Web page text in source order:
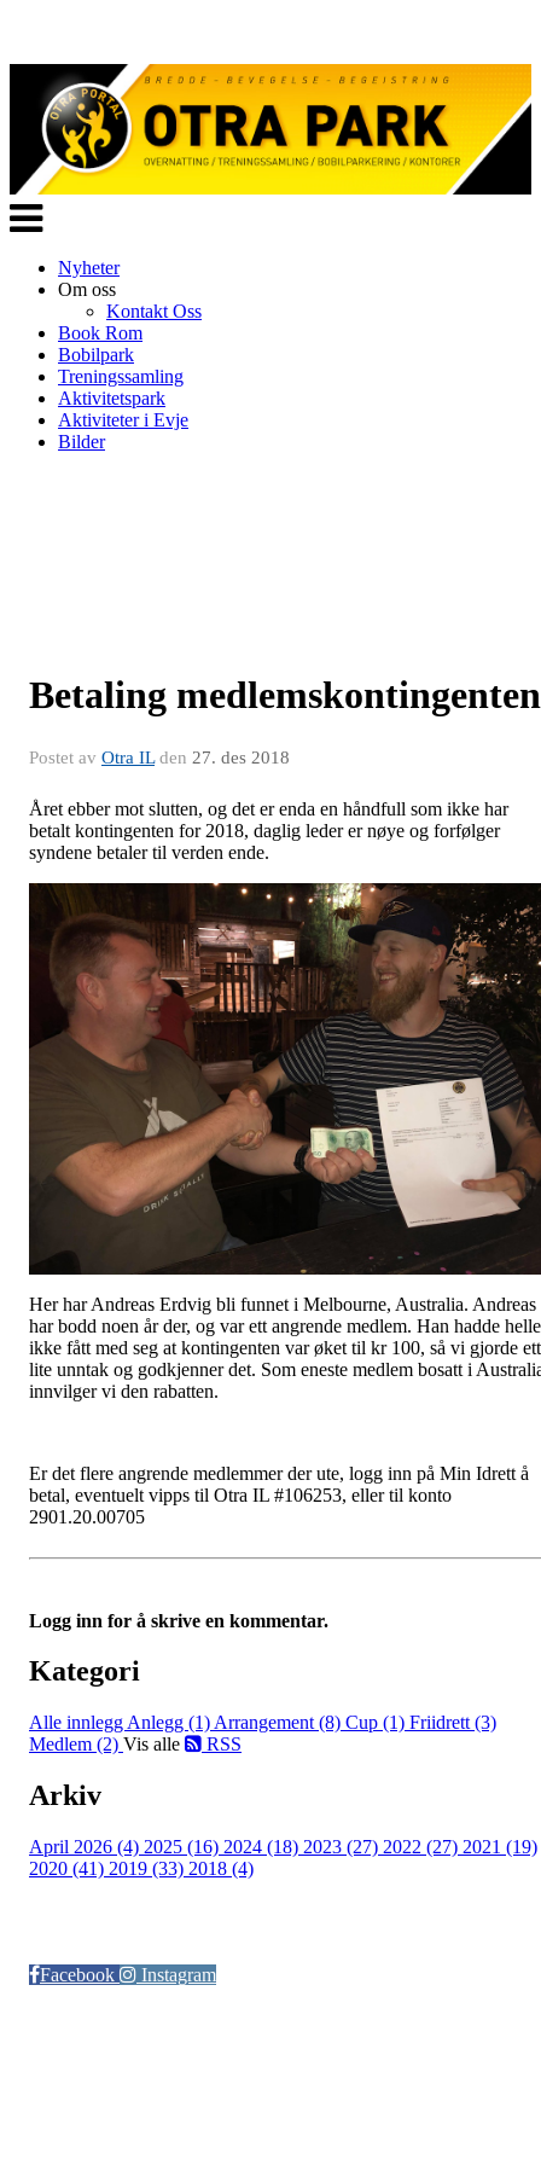
Veksle
navigasjon
Nyheter
Om oss
Kontakt Oss
Book Rom
Bobilpark
Treningssamling
Aktivitetspark
Aktiviteter i Evje
Bilder
Betaling medlemskontingenten
Postet av Otra ILden 27. des 2018
Året ebber mot slutten, og det er enda en håndfull som ikke har
betalt kontingenten for 2018, daglig leder er nøye og forfølger
syndene betaler til verden ende.
Her har Andreas Erdvig bli funnet i Melbourne, Australia. Andreas
har bodd noen år der, og var ett angrende medlem. Han hadde
ikke fått med seg at kontingenten var øket til kr 100, så vi gjorde ett
lite unntak og godkjenner det. Som eneste medlem bosatt i
innvilger vi den rabatten.
Er det flere angrende medlemmer der ute, logg inn på Min Idrett å
betal, eventuelt vipps til Otra IL #106253, eller til konto
2901.20.00705
Logg inn for å skrive en kommentar.
Kategori
Alle innlegg Anlegg (1) Arrangement (8) Cup (1) Friidrett (3)
Medlem (2) Vis alle RSS
Arkiv
April 2026 (4) 2025 (16) 2024 (18) 2023 (27) 2022 (27) 2021 (19)
2020 (41) 2019 (33) 2018 (4)
Facebook
Instagram